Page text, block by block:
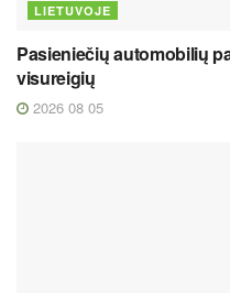
LIETUVOJE
Pasieniečių automobilių
visureigių
2026 08 05